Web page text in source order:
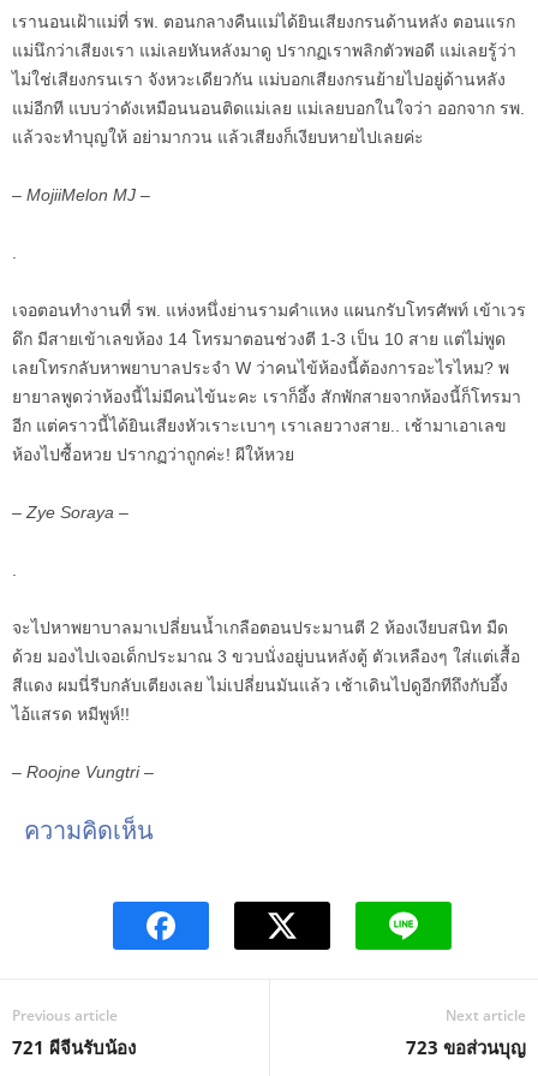
เรานอนเฝ้าแม่ที่ รพ. ตอนกลางคืนแม่ได้ยินเสียงกรนด้านหลัง ตอนแรก
แม่นึกว่าเสียงเรา แม่เลยหันหลังมาดู ปรากฏเราพลิกตัวพอดี แม่เลยรู้ว่า
ไม่ใช่เสียงกรนเรา จังหวะเดียวกัน แม่บอกเสียงกรนย้ายไปอยู่ด้านหลัง
แม่อีกที แบบว่าดังเหมือนนอนติดแม่เลย แม่เลยบอกในใจว่า ออกจาก รพ.
แล้วจะทำบุญให้ อย่ามากวน แล้วเสียงก็เงียบหายไปเลยค่ะ
– MojiiMelon MJ –
เจอตอนทำงานที่ รพ. แห่งหนึ่งย่านรามคำแหง แผนกรับโทรศัพท์ เข้าเวร
ดึก มีสายเข้าเลขห้อง 14 โทรมาตอนช่วงตี 1-3 เป็น 10 สาย แต่ไม่พูด
เลยโทรกลับหาพยาบาลประจำ W ว่าคนไข้ห้องนี้ต้องการอะไรไหม? พ
ยายาลพูดว่าห้องนี้ไม่มีคนไข้นะคะ เราก็อึ้ง สักพักสายจากห้องนี้ก็โทรมา
อีก แต่คราวนี้ได้ยินเสียงหัวเราะเบาๆ เราเลยวางสาย.. เช้ามาเอาเลข
ห้องไปซื้อหวย ปรากฏว่าถูกค่ะ! ผีให้หวย
– Zye Soraya –
จะไปหาพยาบาลมาเปลี่ยนน้ำเกลือตอนประมานตี 2 ห้องเงียบสนิท มืด
ด้วย มองไปเจอเด็กประมาณ 3 ขวบนั่งอยู่บนหลังตู้ ตัวเหลืองๆ ใส่แต่เสื้อ
สีแดง ผมนี่รีบกลับเตียงเลย ไม่เปลี่ยนมันแล้ว เช้าเดินไปดูอีกทีถึงกับอึ้ง
ไอ้แสรด หมีพูห์!!
– Roojne Vungtri –
ความคิดเห็น
Previous article
721 ผีจีนรับน้อง
Next article
723 ขอส่วนบุญ